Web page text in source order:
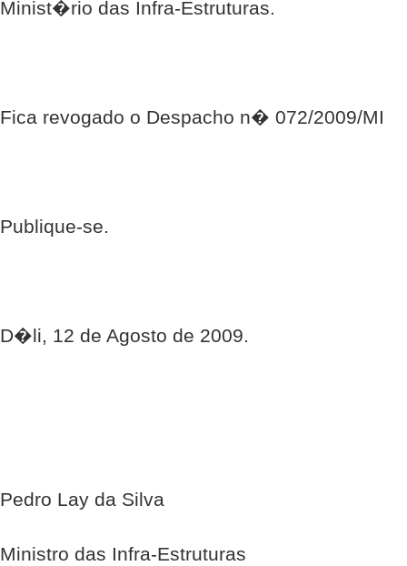
Minist�rio das Infra-Estruturas.
Fica revogado o Despacho n� 072/2009/MI
Publique-se.
D�li, 12 de Agosto de 2009.
Pedro Lay da Silva
Ministro das Infra-Estruturas